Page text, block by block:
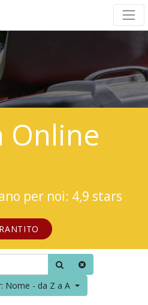
Online
per noi: 4,9 stars
Nome - da Z a A